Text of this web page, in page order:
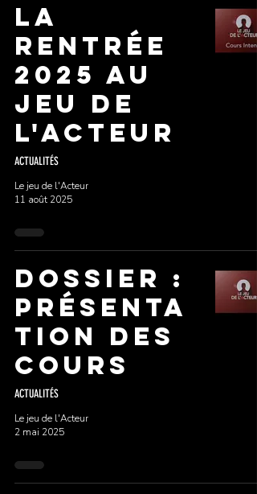
LA
RENTRÉE
2025 AU
JEU DE
L'ACTEUR
ACTUALITÉS
Le jeu de l'Acteur
11 août 2025
DOSSIER :
PRÉSENTA
TION DES
COURS
ACTUALITÉS
Le jeu de l'Acteur
2 mai 2025